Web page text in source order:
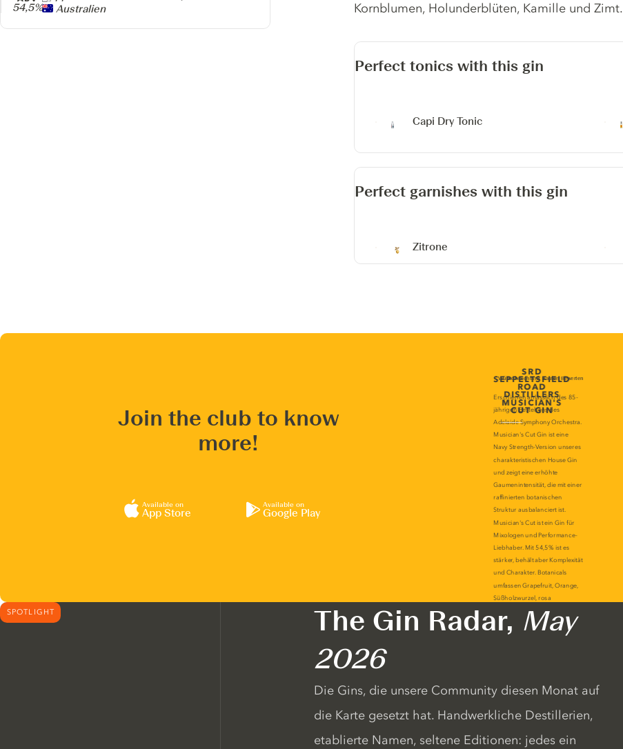
Australien
54,5%
Kornblumen, Holunderblüten, Kamille und Zimt.
Perfect tonics with this gin
Capi Dry Tonic
Perfect garnishes with this gin
Zitrone
Join the club to know
more!
Available on
App Store
Available on
Google Play
SPOTLIGHT The Gin Radar, May
2026
Die Gins, die unsere Community diesen Monat auf
die Karte gesetzt hat. Handwerkliche Destillerien,
etablierte Namen, seltene Editionen: jedes ein